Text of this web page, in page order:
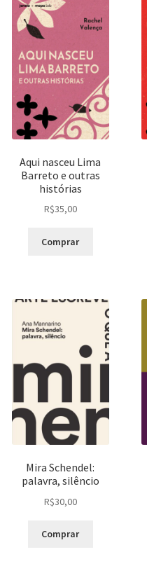
Aqui nasceu Lima
Barreto e outras
histórias
R$35,00
Comprar
Mira Schendel:
palavra, silêncio
R$30,00
Comprar